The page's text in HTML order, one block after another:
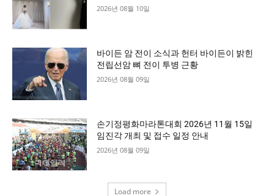
2026년 08월 10일
바이든 암 전이 소식과 헌터 바이든이 밝힌
전립선암 뼈 전이 투병 근황
2026년 08월 09일
손기정평화마라톤대회 2026년 11월 15일
임진각 개최 및 접수 일정 안내
2026년 08월 09일
Load more